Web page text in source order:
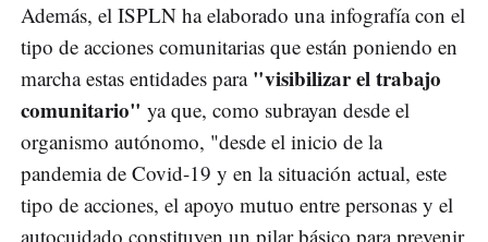
Además, el ISPLN ha elaborado una infografía con el
tipo de acciones comunitarias que están poniendo en
marcha estas entidades para"visibilizar el trabajo
comunitario" ya que, como subrayan desde el
organismo autónomo, "desde el inicio de la
pandemia de Covid-19 y en la situación actual, este
tipo de acciones, el apoyo mutuo entre personas y el
autocuidado constituyen un pilar básico para prevenir